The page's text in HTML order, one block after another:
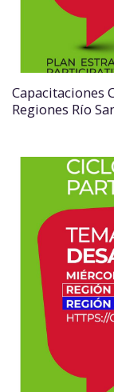
Capacitaciones
Regiones Río